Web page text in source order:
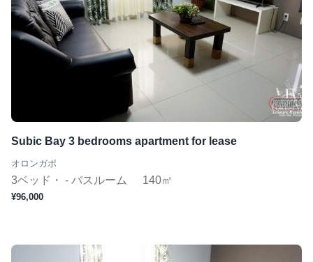
Subic Bay 3 bedrooms apartment for lease
オロンガポ
3ベッド・ - バスルーム 140㎡
¥96,000